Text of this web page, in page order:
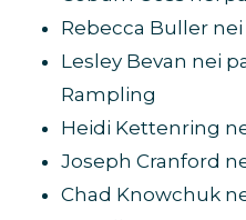
Rebecca Buller
Lesley Bevan nei
Rampling
Heidi Kettenring
Joseph Cranford
Chad Knowchuk